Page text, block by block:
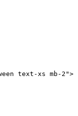
text-xs mb-2">